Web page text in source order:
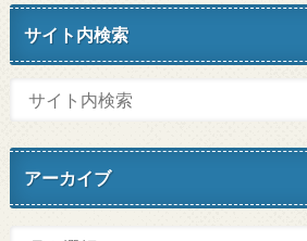
サイト内検索
アーカイブ